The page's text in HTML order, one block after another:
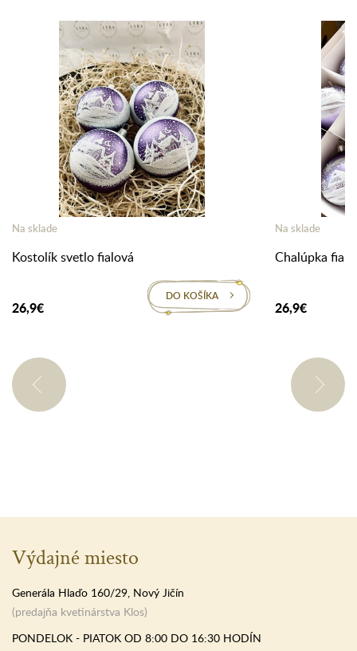
Na sklade
Kostolík svetlo fialová
26,9€
DO KOŠÍKA
Na sklade
Chalúpka
26,9€
Výdajné miesto
Generála Hlaďo 160/29, Nový Jičín
(predajňa kvetinárstva Klos)
PONDELOK - PIATOK OD 8:00 DO 16:30 HODÍN